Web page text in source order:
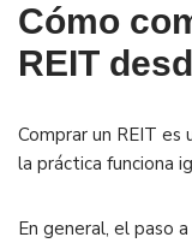
Cómo
REIT
Comprar un REIT
la práctica funciona
En general, el paso